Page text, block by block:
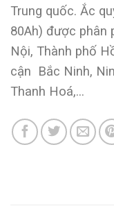
Trung quốc. Ắc
80Ah) được phân
Nội, Thành phố
cận Bắc Ninh,
Thanh Hoá,…